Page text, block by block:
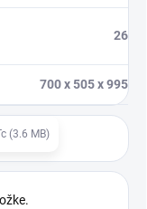
26
700 x 505 x 995
(3.6 MB)